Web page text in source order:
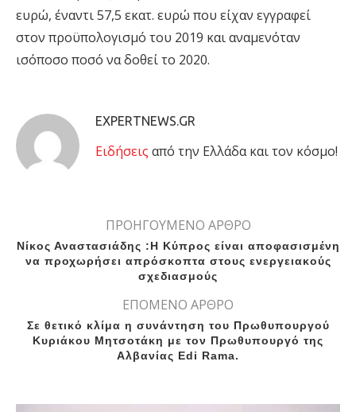
ευρώ, έναντι 57,5 εκατ. ευρώ που είχαν εγγραφεί
στον προϋπολογισμό του 2019 και αναμενόταν
ισόποσο ποσό να δοθεί το 2020.
EXPERTNEWS.GR
Eιδήσεις από την Ελλάδα και τον κόσμο!
ΠΡΟΗΓΟΥΜΕΝΟ ΑΡΘΡΟ
Νίκος Αναστασιάδης :Η Κύπρος είναι αποφασισμένη
να προχωρήσει απρόσκοπτα στους ενεργειακούς
σχεδιασμούς
ΕΠΟΜΕΝΟ ΑΡΘΡΟ
Σε θετικό κλίμα η συνάντηση του Πρωθυπουργού
Κυριάκου Μητσοτάκη με τον Πρωθυπουργό της
Αλβανίας Edi Rama.